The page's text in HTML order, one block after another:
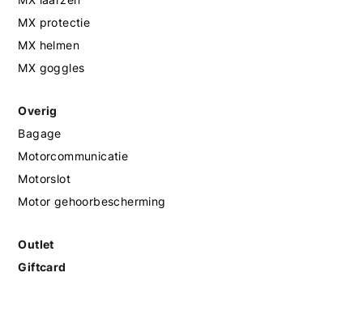
MX protectie
MX helmen
MX goggles
Overig
Bagage
Motorcommunicatie
Motorslot
Motor gehoorbescherming
Outlet
Giftcard